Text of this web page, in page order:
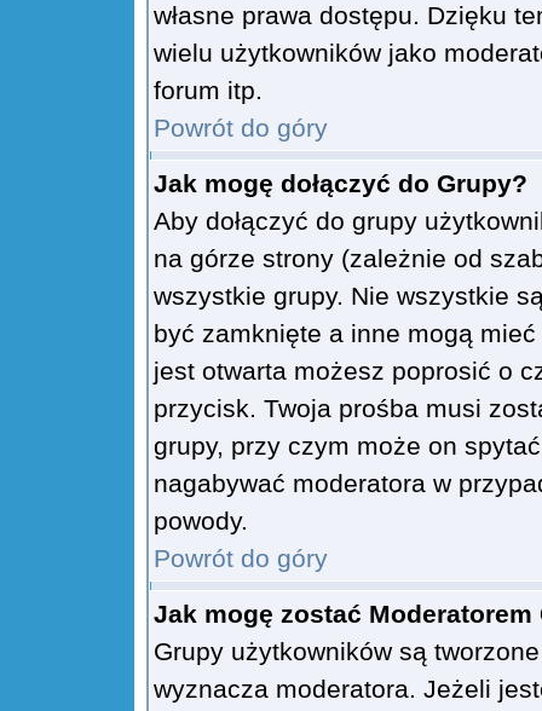
własne prawa dostępu. Dzięku
wielu użytkowników jako
forum itp.
Powrót do góry
Jak mogę dołączyć do Grupy?
Aby dołączyć do grupy
na górze strony (zależnie od
wszystkie grupy. Nie wszystkie
być zamknięte a inne mogą
jest otwarta możesz poprosić o
przycisk. Twoja prośba musi
grupy, przy czym może on
nagabywać moderatora w
powody.
Powrót do góry
Jak mogę zostać Moderatorem
Grupy użytkowników są
wyznacza moderatora. Jeżeli